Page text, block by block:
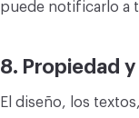
puede notificarlo a
8. Propiedad
El diseño, los